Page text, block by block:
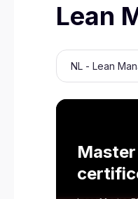
Lean
Categories de
Dit is de
Lean
(Master
Imatge del
Imatge del
Nom